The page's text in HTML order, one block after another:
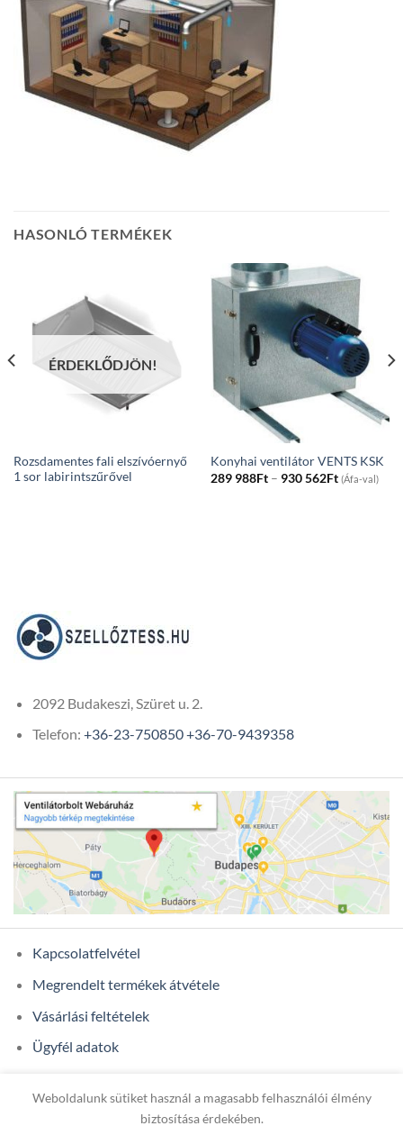
HASONLÓ TERMÉKEK
ÉRDEKLŐDJÖN!
Rozsdamentes fali elszívóernyő
1 sor labirintszűrővel
Konyhai ventilátor VENTS KSK
289 988Ft – 930 562FtPrice
range:
(Áfa-val)
2092 Budakeszi, Szüret u. 2.
Telefon: +36-23-750850+36-70-9439358
Kapcsolatfelvétel
Megrendelt termékek átvétele
Vásárlási feltételek
Ügyfél adatok
ONIXCOM KFT.
Weboldalunk sütiket használ a magasabb felhasználói élmény
biztosítása érdekében.